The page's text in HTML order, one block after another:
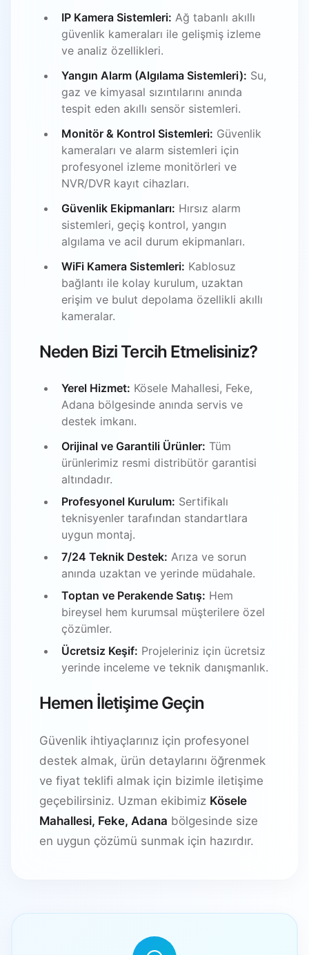
IP Kamera Sistemleri: Ağ tabanlı akıllı
güvenlik kameraları ile gelişmiş izleme
ve analiz özellikleri.
Yangın Alarm (Algılama Sistemleri): Su,
gaz ve kimyasal sızıntılarını anında
tespit eden akıllı sensör sistemleri.
Monitör & Kontrol Sistemleri: Güvenlik
kameraları ve alarm sistemleri için
profesyonel izleme monitörleri ve
NVR/DVR kayıt cihazları.
Güvenlik Ekipmanları: Hırsız alarm
sistemleri, geçiş kontrol, yangın
algılama ve acil durum ekipmanları.
WiFi Kamera Sistemleri: Kablosuz
bağlantı ile kolay kurulum, uzaktan
erişim ve bulut depolama özellikli akıllı
kameralar.
Neden Bizi Tercih Etmelisiniz?
Yerel Hizmet: Kösele Mahallesi, Feke,
Adana bölgesinde anında servis ve
destek imkanı.
Orijinal ve Garantili Ürünler: Tüm
ürünlerimiz resmi distribütör garantisi
altındadır.
Profesyonel Kurulum: Sertifikalı
teknisyenler tarafından standartlara
uygun montaj.
7/24 Teknik Destek: Arıza ve sorun
anında uzaktan ve yerinde müdahale.
Toptan ve Perakende Satış: Hem
bireysel hem kurumsal müşterilere özel
çözümler.
Ücretsiz Keşif: Projeleriniz için ücretsiz
yerinde inceleme ve teknik danışmanlık.
Hemen İletişime Geçin
Güvenlik ihtiyaçlarınız için profesyonel
destek almak, ürün detaylarını öğrenmek
ve fiyat teklifi almak için bizimle iletişime
geçebilirsiniz. Uzman ekibimiz Kösele
Mahallesi, Feke, Adana bölgesinde size
en uygun çözümü sunmak için hazırdır.